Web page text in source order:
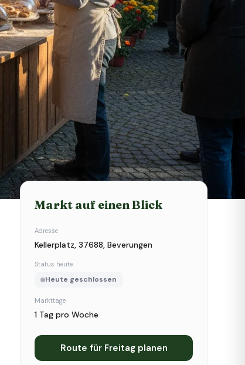
Symbolbild · KI-generiert
Status heute
Heute geschlossen
Markt auf einen Blick
Adresse
Kellerplatz, 37688, Beverungen
Status heute
Heute geschlossen
Markttage
1 Tag pro Woche
Route für Freitag planen